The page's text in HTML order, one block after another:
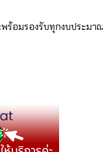
ร้อมรองรับทุกงบประมา